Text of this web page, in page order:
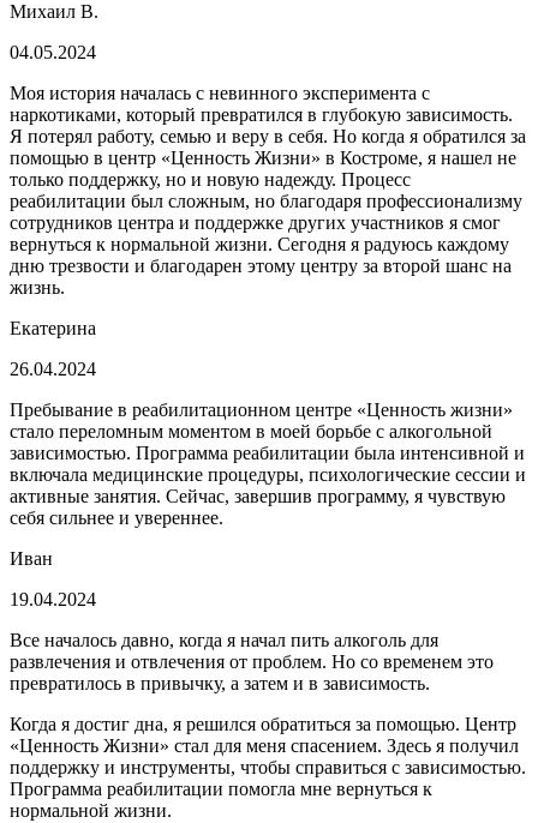
Михаил В.
04.05.2024
Моя история началась с невинного эксперимента с
наркотиками, который превратился в глубокую зависимость.
Я потерял работу, семью и веру в себя. Но когда я обратился за
помощью в центр «Ценность Жизни» в Костроме, я нашел не
только поддержку, но и новую надежду. Процесс
реабилитации был сложным, но благодаря профессионализму
сотрудников центра и поддержке других участников я смог
вернуться к нормальной жизни. Сегодня я радуюсь каждому
дню трезвости и благодарен этому центру за второй шанс на
жизнь.
Екатерина
26.04.2024
Пребывание в реабилитационном центре «Ценность жизни»
стало переломным моментом в моей борьбе с алкогольной
зависимостью. Программа реабилитации была интенсивной и
включала медицинские процедуры, психологические сессии и
активные занятия. Сейчас, завершив программу, я чувствую
себя сильнее и увереннее.
Иван
19.04.2024
Все началось давно, когда я начал пить алкоголь для
развлечения и отвлечения от проблем. Но со временем это
превратилось в привычку, а затем и в зависимость.
Когда я достиг дна, я решился обратиться за помощью. Центр
«Ценность Жизни» стал для меня спасением. Здесь я получил
поддержку и инструменты, чтобы справиться с зависимостью.
Программа реабилитации помогла мне вернуться к
нормальной жизни.